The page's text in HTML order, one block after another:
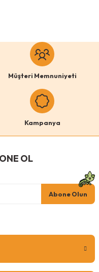
öneri formunu
0 Yorum
Müşteri Memnuniyeti
Kampanya
OL
Abone Olun